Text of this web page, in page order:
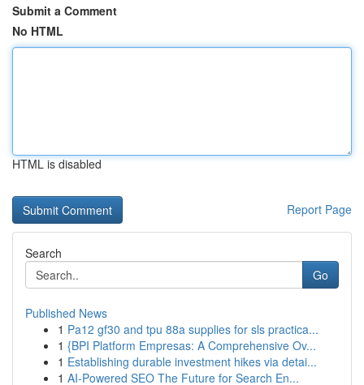
Submit a Comment
No HTML
HTML is disabled
Report Page
Search
Go
Published News
1 Pa12 gf30 and tpu 88a supplies for sls practica...
1 {BPI Platform Empresas: A Comprehensive Ov...
1 Establishing durable investment hikes via detai...
1 AI-Powered SEO The Future for Search En...